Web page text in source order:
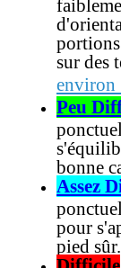
sur des
environ
Peu
bonne
Assez
pour
pied